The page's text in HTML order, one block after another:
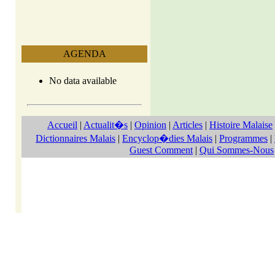
AGENDA
No data available
Accueil | Actualit�s | Opinion | Articles | Histoire Malaise
Dictionnaires Malais | Encyclop�dies Malais | Programmes |
Guest Comment | Qui Sommes-Nous